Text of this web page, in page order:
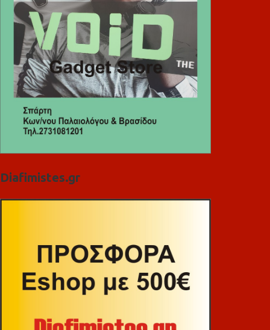
Diafimistes.gr